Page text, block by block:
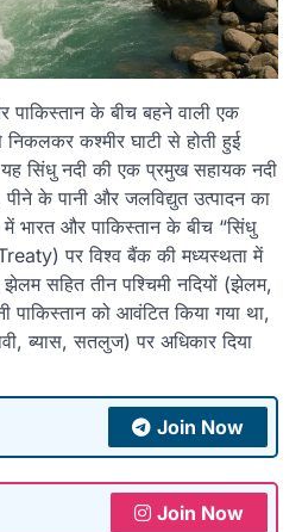
के बीच बहने वाली एक
निकलकर कश्मीर घाटी से होती हुई
सिंधु नदी की एक प्रमुख सहायक नदी
के पानी और जलविद्युत उत्पादन का
भारत और पाकिस्तान के बीच “सिंधु
पर विश्व बैंक की मध्यस्थता में
सहित तीन पश्चिमी नदियों (झेलम,
पाकिस्तान को आवंटित किया गया था,
ब्यास, सतलुज) पर अधिकार दिया
Join Now
Join Now